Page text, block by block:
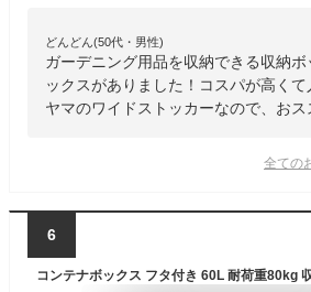
どんどん(50代・男性)
ガーデニング用品を収納できる収納
ックスがありました！コスパが高く
ヤマのワイドストッカーなので、おス
全ての
6